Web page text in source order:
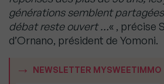
générations semblent
débat reste ouvert …« , précise
d’Ornano, président de Yomoni.
NEWSLETTER MYSWEETIMMO